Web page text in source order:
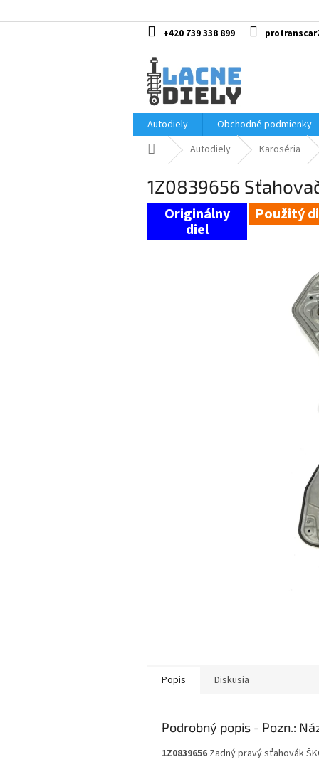
na
+420 739 338 899
Autodiely
Obchodné podmienky
DomovAutodiely Karoséria
1Z0839656
Použitý
Popis Diskusia
Podrobný popis
1Z0839656 Zadný pravý sťahovák